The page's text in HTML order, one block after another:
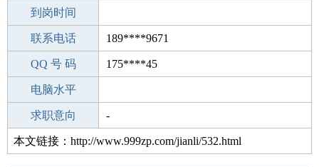
驾 照
到岗时间
期望月薪
联系电话 189****9671
手机号码 189****9671
QQ 号 码 175****45
微信号码
电脑水平
外语水平
求职意向 -
本文链接：http://www.999zp.com/jianli/532.html